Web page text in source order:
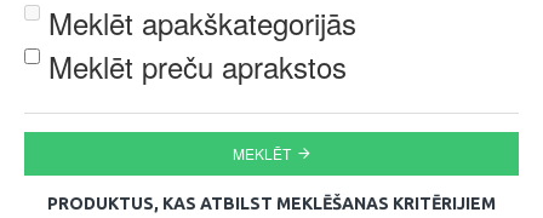
Meklēt apakškategorijās
Meklēt preču aprakstos
MEKLĒT
PRODUKTUS, KAS ATBILST MEKLĒŠANAS KRITĒRIJIEM